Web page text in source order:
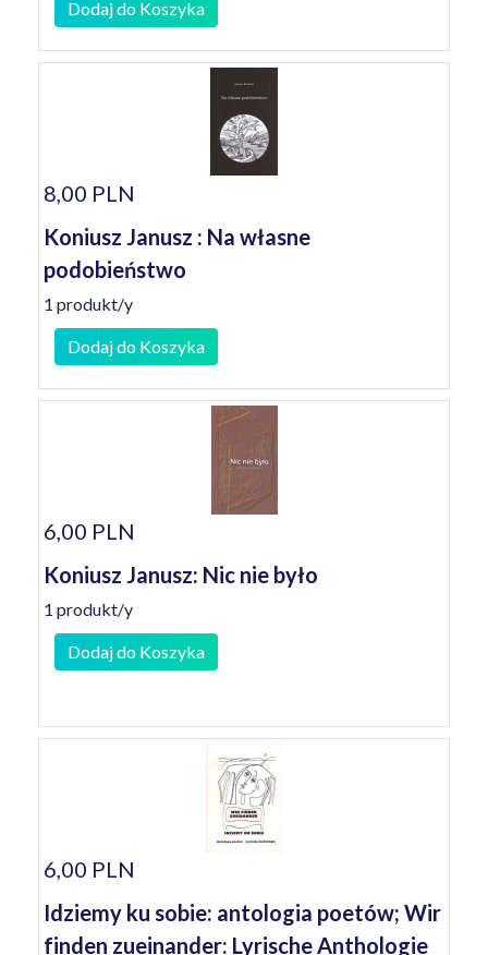
Dodaj do Koszyka
8,00 PLN
Koniusz Janusz : Na własne
podobieństwo
1 produkt/y
Dodaj do Koszyka
6,00 PLN
Koniusz Janusz: Nic nie było
1 produkt/y
Dodaj do Koszyka
6,00 PLN
Idziemy ku sobie: antologia poetów; Wir
finden zueinander: Lyrische Anthologie